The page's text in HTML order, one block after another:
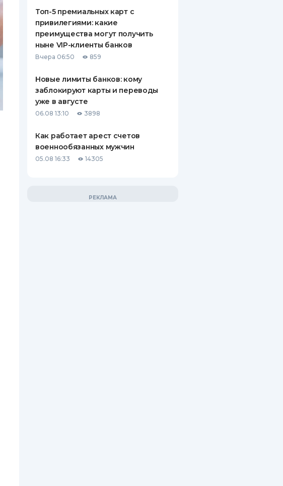
Топ-5 премиальных карт с
привилегиями: какие
преимущества могут получить
ныне VIP-клиенты банков
Вчера 06:50 859
Новые лимиты банков: кому
заблокируют карты и переводы
уже в августе
06.08 13:10 3898
Как работает арест счетов
военнообязанных мужчин
05.08 16:33 14305